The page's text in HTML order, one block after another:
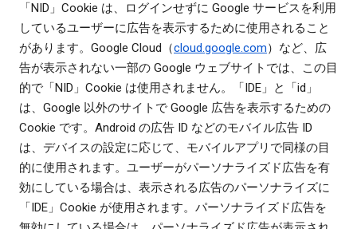
「NID」Cookie は、ログインせずに Google サービスを利用
しているユーザーに広告を表示するために使用されること
があります。Google Cloud（cloud.google.com）など、広
告が表示されない一部の Google ウェブサイトでは、この目
的で「NID」Cookie は使用されません。「IDE」と「id」
は、Google 以外のサイトで Google 広告を表示するための
Cookie です。Android の広告 ID などのモバイル広告 ID
は、デバイスの設定に応じて、モバイルアプリで同様の目
的に使用されます。ユーザーがパーソナライズド広告を有
効にしている場合は、表示される広告のパーソナライズに
「IDE」Cookie が使用されます。パーソナライズド広告を